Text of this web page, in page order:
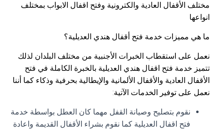
مختلف الأقفال العادية والكترونية وفتح اقفال الابواب بمختلف
انواعها
ما هي مميزات خدمة فتح أقفال هندي العديلية؟
نعمل على استقطاب الخبرات الأجنبية من مختلف البلدان لذلك
تتميز خدمة فتح اقفال هندي العديلية بالخبرة الكاملة في فتح
الأقفال العادية والأقفال الألمانية والإيطالية بحرفية وذكاء كما أننا
نعمل على توفير الخدمات الآتية:
نقوم بتصليح وصيانة القفل مهما كان العطل بواسطة خدمة
فتح اقفال العديلية كما نقوم بشراء الأقفال القديمة واعادة